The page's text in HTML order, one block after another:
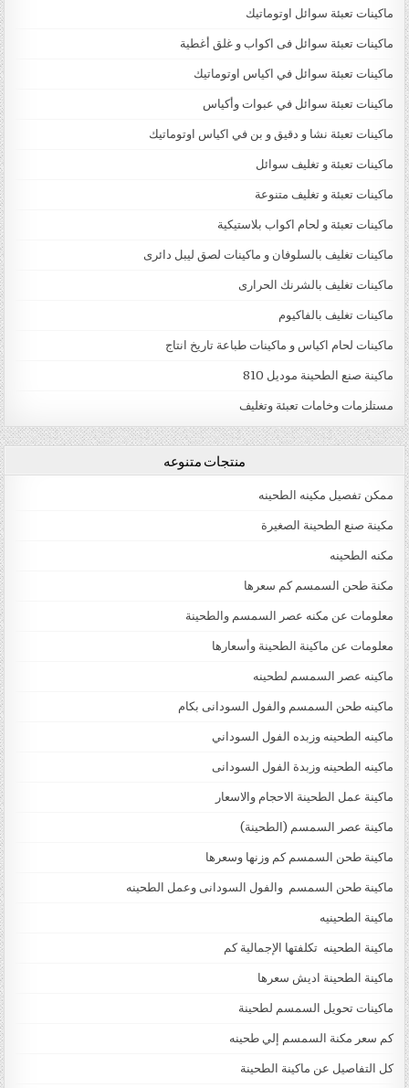
ماكينات تعبئة سوائل اوتوماتيك
ماكينات تعبئة سوائل فى اكواب و غلق أغطية
ماكينات تعبئة سوائل في اكياس اوتوماتيك
ماكينات تعبئة سوائل في عبوات وأكياس
ماكينات تعبئة نشا و دقيق و بن في اكياس اوتوماتيك
ماكينات تعبئة و تغليف سوائل
ماكينات تعبئة و تغليف متنوعة
ماكينات تعبئة و لحام اكواب بلاستيكية
ماكينات تغليف بالسلوفان و ماكينات لصق ليبل دائرى
ماكينات تغليف بالشرنك الحرارى
ماكينات تغليف بالفاكيوم
ماكينات لحام اكياس و ماكينات طباعة تاريخ انتاج
ماكينة صنع الطحينة موديل 810
مستلزمات وخامات تعبئة وتغليف
منتجات متنوعه
ممكن تفصيل مكينه الطحينه
مكينة صنع الطحينة الصغيرة
مكنه الطحينه
مكنة طحن السمسم كم سعرها
معلومات عن مكنه عصر السمسم والطحينة
معلومات عن ماكينة الطحينة وأسعارها
ماكينه عصر السمسم لطحينه
ماكينه طحن السمسم والفول السودانى بكام
ماكينه الطحينه وزبده الفول السوداني
ماكينه الطحينه وزبدة الفول السودانى
ماكينة عمل الطحينة الاحجام والاسعار
ماكينة عصر السمسم (الطحينة)
ماكينة طحن السمسم كم وزنها وسعرها
ماكينة طحن السمسم والفول السودانى وعمل الطحينه
ماكينة الطحينيه
ماكينة الطحينه تكلفتها الإجمالية كم
ماكينة الطحينة اديش سعرها
ماكينات تحويل السمسم لطحينة
كم سعر مكنة السمسم إلي طحينه
كل التفاصيل عن ماكينة الطحينة